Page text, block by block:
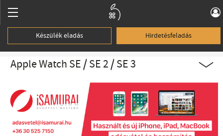
Készülék eladás Hirdetésfeladás
Apple Watch SE / SE 2 / SE 3